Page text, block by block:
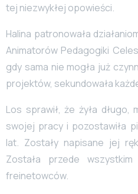
tej niezwykłej opowieści.
Halina patronowała
Animatorów Pedagogiki
gdy sama nie mogła już
projektów, sekundowała
Los sprawił, że żyła długo,
swojej pracy i pozostawiła
lat. Zostały napisane jej
Została przede
freinetowców.